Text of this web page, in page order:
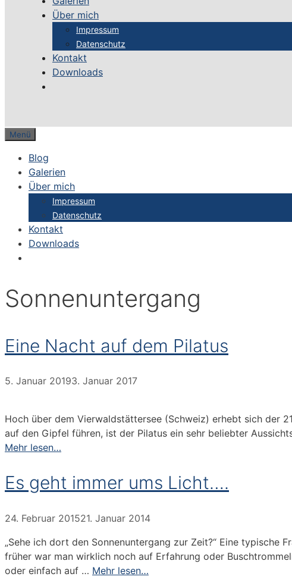
Über mich
Impressum
Datenschutz
Kontakt
Downloads
Menü
Blog
Galerien
Über mich
Impressum
Datenschutz
Kontakt
Downloads
Sonnenuntergang
Eine Nacht auf dem Pilatus
5. Januar 20193. Januar 2017
Hoch über dem Vierwaldstättersee (Schweiz) erhebt sich der
auf den Gipfel führen, ist der Pilatus ein sehr beliebter
Mehr lesen…
Es geht immer ums Licht….
24. Februar 201521. Januar 2014
„Sehe ich dort den Sonnenuntergang zur Zeit?“ Eine typische
früher war man wirklich noch auf Erfahrung oder
oder einfach auf … Mehr lesen…